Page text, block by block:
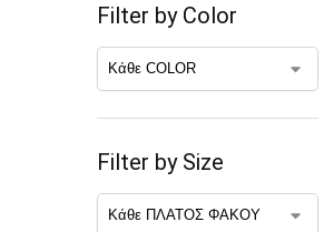
Filter by Color
Filter by Size